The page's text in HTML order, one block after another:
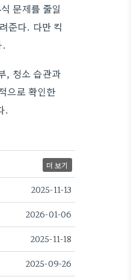
문제를 줄일
준다. 다만 킥
.
, 청소 습관과
으로 확인한
.
더 보기
2025-11-13
2026-01-06
2025-11-18
2025-09-26